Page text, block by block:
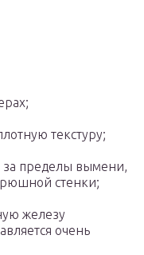
текстуру;
за пределы вымени,
стенки;
железу
очень